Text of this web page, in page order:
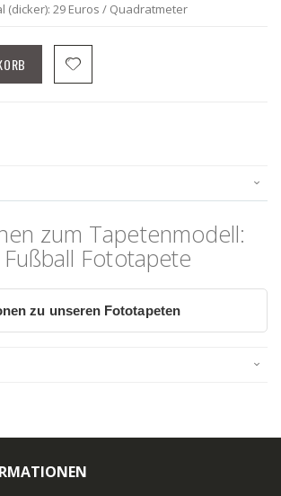
(dicker): 29 Euros / Quadratmeter
zum Tapetenmodell:
Fototapete
zu unseren Fototapeten